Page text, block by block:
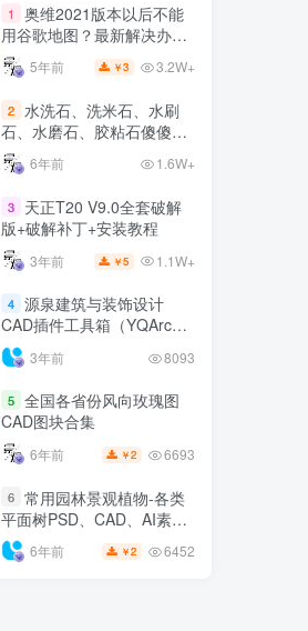
1
奥维2021版本以后不能
用谷歌地图？最新解决办法
苹果安卓电脑
5年前 ￥3 3.2W+
2
水洗石、洗米石、水刷
石、水磨石、胶粘石傻傻分
不清楚
6年前 1.6W+
3
天正T20 V9.0全套破解
版+破解补丁+安装教程
3年前 ￥5 1.1W+
4 源泉建筑与装饰设计
CAD插件工具箱（YQArch
6.7.4）
3年前 8093
5 全国各省份风向玫瑰图
CAD图块合集
6年前 ￥2 6693
6 常用园林景观植物-各类
平面树PSD、CAD、AI素材
线稿
6年前 ￥2 6452